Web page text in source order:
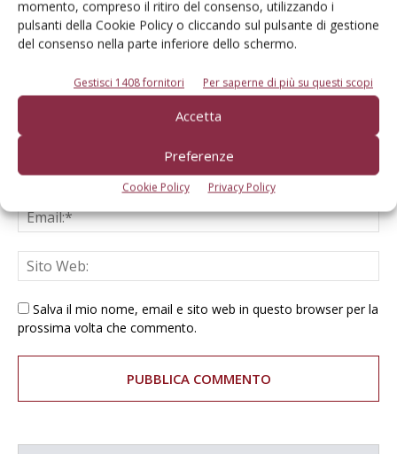
momento, compreso il ritiro del consenso, utilizzando i
pulsanti della Cookie Policy o cliccando sul pulsante di gestione
del consenso nella parte inferiore dello schermo.
Gestisci 1408 fornitori Per saperne di più su questi scopi
Accetta
Preferenze
Cookie Policy Privacy Policy
Salva il mio nome, email e sito web in questo browser per la
prossima volta che commento.